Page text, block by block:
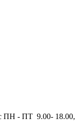
с ПН - ПТ 9.00- 18.00,